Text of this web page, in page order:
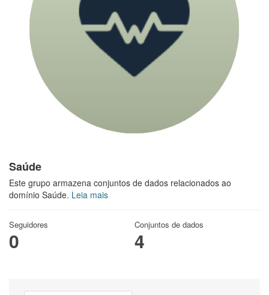
Saúde
Este grupo armazena conjuntos de dados relacionados ao
domínio Saúde. Leia mais
Seguidores
0
Conjuntos de dados
4